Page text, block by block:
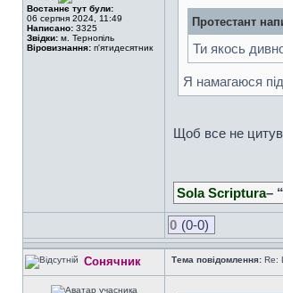
Востаннє тут були:
06 серпня 2024, 11:49
Написано: 3325
Звідки: м. Тернопіль
Віровизнання: п'ятидесятник
Протестант
Ти якось
Я намагаюся
Щоб все не
Sola Scriptura–
0 (0-0)
Сонячник Тема повідомлення: Re: